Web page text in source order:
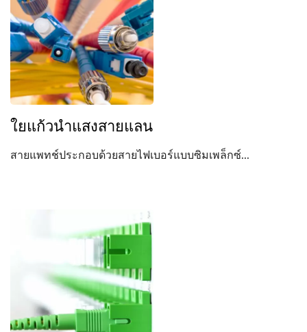
ใยแก้วนำแสงสายแลน
สายแพทช์ประกอบด้วยสายไฟเบอร์แบบซิมเพล็กซ์...